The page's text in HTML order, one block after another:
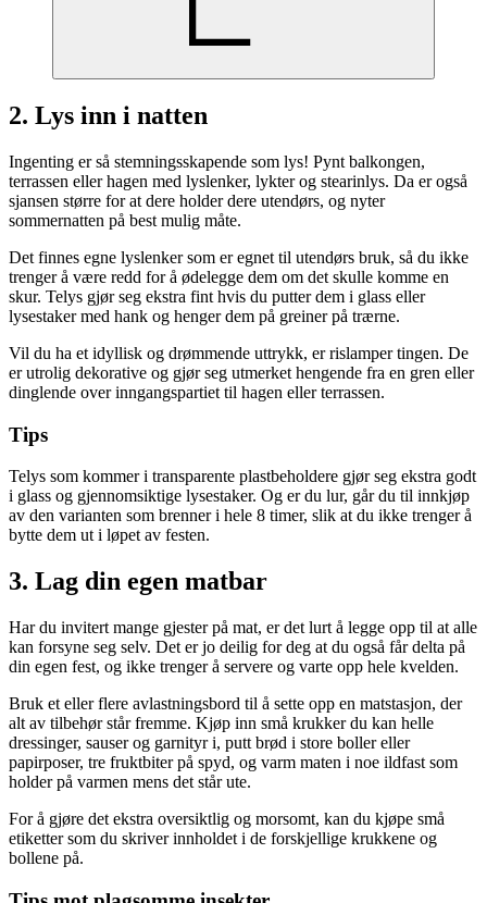
2. Lys inn i natten
Ingenting er så stemningsskapende som lys! Pynt balkongen,
terrassen eller hagen med lyslenker, lykter og stearinlys. Da er også
sjansen større for at dere holder dere utendørs, og nyter
sommernatten på best mulig måte.
Det finnes egne lyslenker som er egnet til utendørs bruk, så du ikke
trenger å være redd for å ødelegge dem om det skulle komme en
skur. Telys gjør seg ekstra fint hvis du putter dem i glass eller
lysestaker med hank og henger dem på greiner på trærne.
Vil du ha et idyllisk og drømmende uttrykk, er rislamper tingen. De
er utrolig dekorative og gjør seg utmerket hengende fra en gren eller
dinglende over inngangspartiet til hagen eller terrassen.
Tips
Telys som kommer i transparente plastbeholdere gjør seg ekstra godt
i glass og gjennomsiktige lysestaker. Og er du lur, går du til innkjøp
av den varianten som brenner i hele 8 timer, slik at du ikke trenger å
bytte dem ut i løpet av festen.
3. Lag din egen matbar
Har du invitert mange gjester på mat, er det lurt å legge opp til at alle
kan forsyne seg selv. Det er jo deilig for deg at du også får delta på
din egen fest, og ikke trenger å servere og varte opp hele kvelden.
Bruk et eller flere avlastningsbord til å sette opp en matstasjon, der
alt av tilbehør står fremme. Kjøp inn små krukker du kan helle
dressinger, sauser og garnityr i, putt brød i store boller eller
papirposer, tre fruktbiter på spyd, og varm maten i noe ildfast som
holder på varmen mens det står ute.
For å gjøre det ekstra oversiktlig og morsomt, kan du kjøpe små
etiketter som du skriver innholdet i de forskjellige krukkene og
bollene på.